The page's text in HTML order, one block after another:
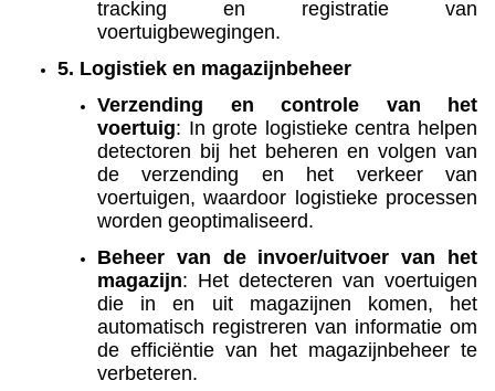
tracking en registratie van
voertuigbewegingen.
5. Logistiek en magazijnbeheer
Verzending en controle van het
voertuig: In grote logistieke centra helpen
detectoren bij het beheren en volgen van
de verzending en het verkeer van
voertuigen, waardoor logistieke processen
worden geoptimaliseerd.
Beheer van de invoer/uitvoer van het
magazijn: Het detecteren van voertuigen
die in en uit magazijnen komen, het
automatisch registreren van informatie om
de efficiëntie van het magazijnbeheer te
verbeteren.